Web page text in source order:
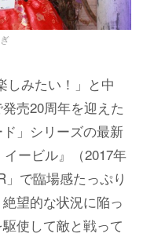
みたい！」と中
売20周年を迎えた
」シリーズの最新
ービル』（2017年
で臨場感たっぷり
望的な状況に陥っ
使して敵と戦って